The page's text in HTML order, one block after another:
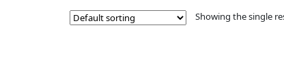
Showing the single